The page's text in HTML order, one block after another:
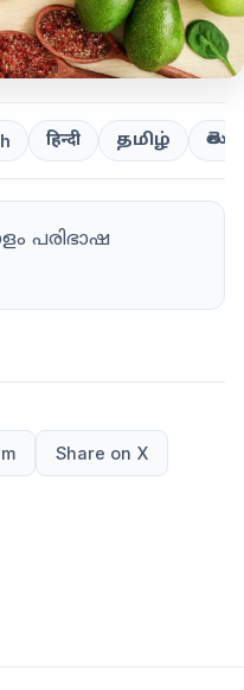
हिन्दी தமிழ்
പരിഭാഷ
Share on X